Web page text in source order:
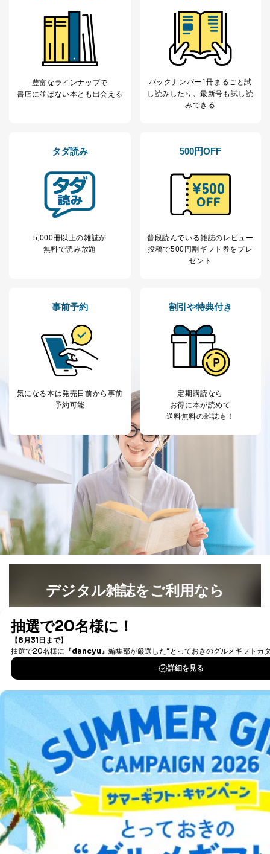
豊富なラインナップで
書店に並ばない本とも出会える
バックナンバー1冊まるごと試
し読み したり、最新号も試し読
みできる
タダ読み
5,000冊以上の雑誌が
無料で読み放題
500円OFF
普段読んでいる雑誌のレビュー
投稿で500円割ギフト券をプレ
ゼント
事前予約
気になる本は発売日前から事前
予約可能
割引や特典付き
定期購読なら
お得に本が読めて
送料無料の雑誌も！
デジタル雑誌をご利用なら
書籍）が無料で読み放題！
DOWNLOAD FOR IOS
DOWNLOAD FOR ANDROID
ご利用方法はこちら
総合案内
アフィリエイト 採用情報
プレスリリース お問い合わせ